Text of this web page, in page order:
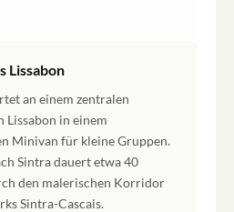
Lissabon
an einem zentralen
Lissabon in einem
Minivan für kleine Gruppen.
Sintra dauert etwa 40
den malerischen Korridor
Sintra-Cascais.